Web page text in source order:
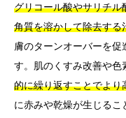
グリコール酸やサリチ
角質を溶かして除去する
膚のターンオーバーを促
す。肌のくすみ改善や色
的に繰り返すことでよ
に赤みや乾燥が生じる